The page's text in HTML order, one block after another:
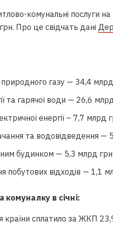
комунальні послуги
Про це свідчать дані
природного газу — 34,4
та гарячої води — 26,6
енергії – 7,7 млрд
та водовідведення —
будинком — 5,3 млрд
побутових відходів — 1,1
комуналку в січні:
країни сплатило заЖКП